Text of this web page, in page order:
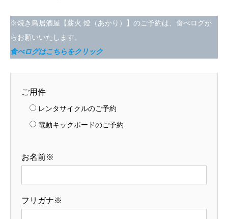
※焼き鳥居酒屋【薪火 燈（あかり）】のご予約は、食べログか
らお願いいたします。
食べログはこちらをクリック
ご用件
レンタサイクルのご予約
電動キックボードのご予約
お名前※
フリガナ※